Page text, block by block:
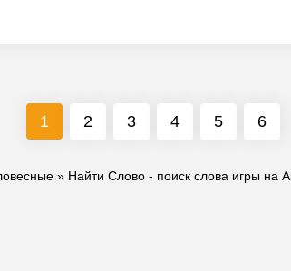
1 2 3 4 5 6
» Найти Слово - поиск слова игры на